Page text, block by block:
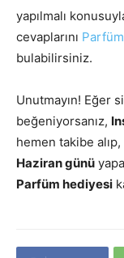
yapılmalı
cevaplarını
bulabilirsiniz.
Unutmayın! Eğer
beğeniyorsanız,
hemen takibe
Haziran günü
Parfüm hediyesi